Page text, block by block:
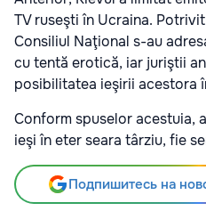
TV ruseşti în Ucraina.
Consiliul Naţional s-au
cu tentă erotică, iar juriştii
posibilitatea ieşirii acestora
Conform spuselor acestuia,
ieşi în eter seara târziu, fie
Подпишитесь на